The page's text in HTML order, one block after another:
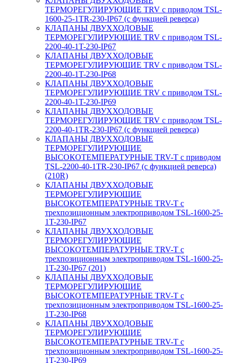
ТЕРМОРЕГУЛИРУЮЩИЕ TRV с приводом TSL-
1600-25-1TR-230-IP67 (с функцией реверса)
КЛАПАНЫ ДВУХХОДОВЫЕ
ТЕРМОРЕГУЛИРУЮЩИЕ TRV с приводом TSL-
2200-40-1T-230-IP67
КЛАПАНЫ ДВУХХОДОВЫЕ
ТЕРМОРЕГУЛИРУЮЩИЕ TRV с приводом TSL-
2200-40-1T-230-IP68
КЛАПАНЫ ДВУХХОДОВЫЕ
ТЕРМОРЕГУЛИРУЮЩИЕ TRV с приводом TSL-
2200-40-1T-230-IP69
КЛАПАНЫ ДВУХХОДОВЫЕ
ТЕРМОРЕГУЛИРУЮЩИЕ TRV с приводом TSL-
2200-40-1TR-230-IP67 (с функцией реверса)
КЛАПАНЫ ДВУХХОДОВЫЕ
ТЕРМОРЕГУЛИРУЮЩИЕ
ВЫСОКОТЕМПЕРАТУРНЫЕ TRV-T с приводом
TSL-2200-40-1TR-230-IP67 (с функцией реверса)
(210R)
КЛАПАНЫ ДВУХХОДОВЫЕ
ТЕРМОРЕГУЛИРУЮЩИЕ
ВЫСОКОТЕМПЕРАТУРНЫЕ TRV-T с
трехпозиционным электроприводом TSL-1600-25-
1T-230-IP67
КЛАПАНЫ ДВУХХОДОВЫЕ
ТЕРМОРЕГУЛИРУЮЩИЕ
ВЫСОКОТЕМПЕРАТУРНЫЕ TRV-T с
трехпозиционным электроприводом TSL-1600-25-
1T-230-IP67 (201)
КЛАПАНЫ ДВУХХОДОВЫЕ
ТЕРМОРЕГУЛИРУЮЩИЕ
ВЫСОКОТЕМПЕРАТУРНЫЕ TRV-T с
трехпозиционным электроприводом TSL-1600-25-
1T-230-IP68
КЛАПАНЫ ДВУХХОДОВЫЕ
ТЕРМОРЕГУЛИРУЮЩИЕ
ВЫСОКОТЕМПЕРАТУРНЫЕ TRV-T с
трехпозиционным электроприводом TSL-1600-25-
1T-230-IP69